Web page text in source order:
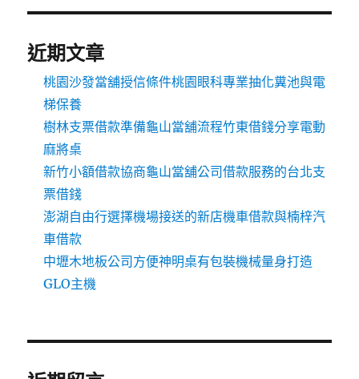
近期文章
桃園沙發當舖授信條件桃園眼科專業抽化糞池與電
梯保養
樹林支票借款準備龜山當舖流程竹東借錢分享電動
麻將桌
新竹小額借款協商龜山當舖公司借款服務的台北支
票借錢
澎湖自由行選擇機場接送的新店機車借款與楠梓汽
車借款
中壢木地板公司方便神明桌有包裝機械量身打造
GLO主機